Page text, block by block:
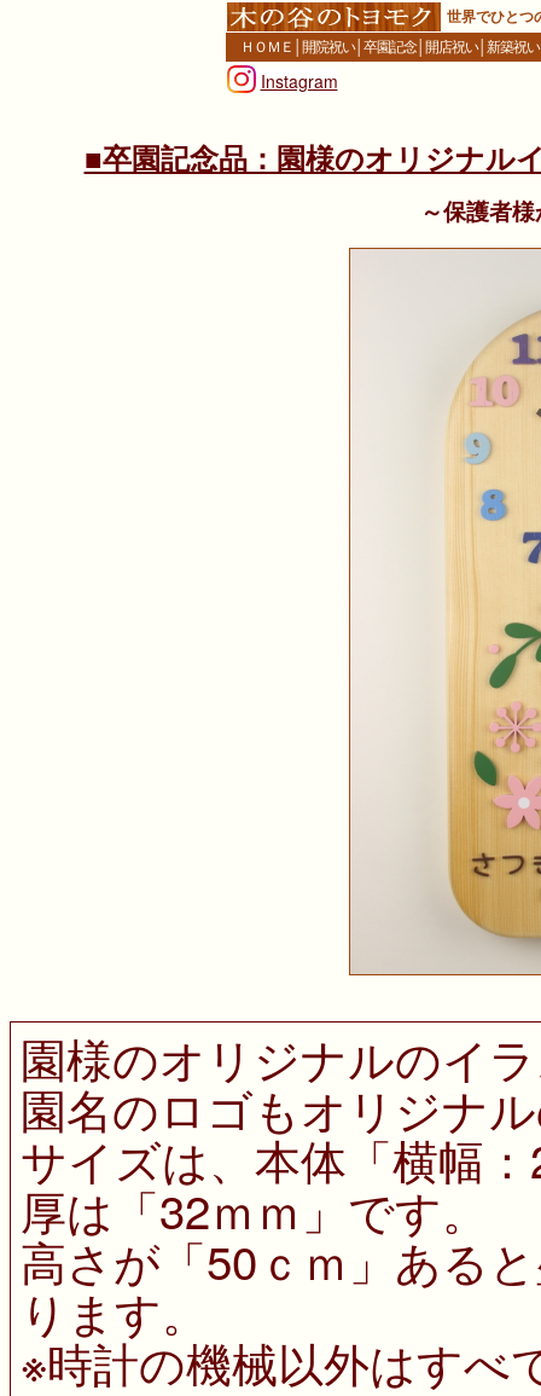
世界でひとつ
ＨＯＭＥ │開院祝い│卒園記念│開店祝い│新築祝い
Instagram
■卒園記念品：園様のオリジナル
～保護者
園様のオリジナルのイ
園名のロゴもオリジナ
サイズは、本体「横幅
厚は「32ｍｍ」です。
高さが「50ｃｍ」ある
ります。
※時計の機械以外はすべ